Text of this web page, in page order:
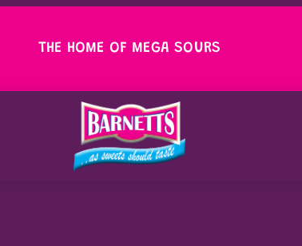
THE HOME OF MEGA SOURS